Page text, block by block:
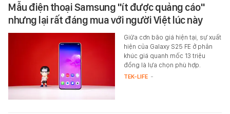
Mẫu điện thoại Samsung "ít được quảng cáo"
nhưng lại rất đáng mua với người Việt lúc này
Giữa cơn bão giá hiện tại, sự xuất
hiện của Galaxy S25 FE ở phân
khúc giá quanh mốc 13 triệu
đồng là lựa chọn phù hợp.
TEK-LIFE -